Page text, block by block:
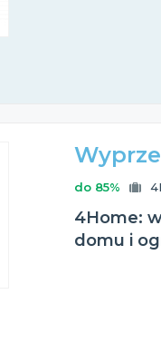
do 85%
4Home:
domu i